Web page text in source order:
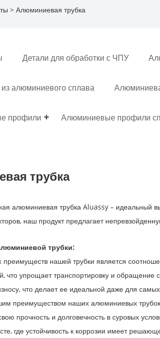
> Алюминиевая трубка
Детали для обработки с ЧПУ
алюминиевого сплава
профили Алюминиевые профили
трубка
алюминиевая трубка Aluassy – идеальный
наш продукт предлагает
трубки:
преимуществ нашей трубки является
что упрощает транспортировку и
что делает ее идеальной даже для
преимуществом наших алюминиевых трубок
прочность и долговечность в суровых
где устойчивость к коррозии имеет